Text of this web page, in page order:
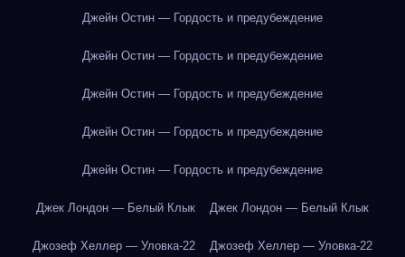
Джейн Остин — Гордость и предубеждение
Джейн Остин — Гордость и предубеждение
Джейн Остин — Гордость и предубеждение
Джейн Остин — Гордость и предубеждение
Джейн Остин — Гордость и предубеждение
Джек Лондон — Белый Клык Джек Лондон — Белый Клык
Джозеф Хеллер — Уловка-22 Джозеф Хеллер — Уловка-22